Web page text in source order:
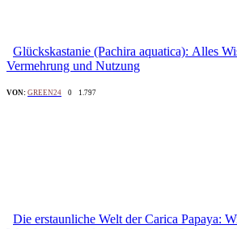
Glückskastanie (Pachira aquatica): Alles
Vermehrung und Nutzung
VON: GREEN24 0 1.797
Die erstaunliche Welt der Carica Papaya: